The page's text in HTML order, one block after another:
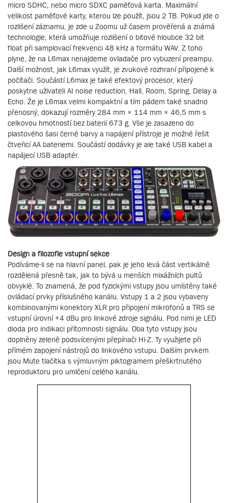
micro SDHC, nebo micro SDXC paměťová karta. Maximální
velikost paměťové karty, kterou lze použít, jsou 2 TB. Pokud jde o
rozlišení záznamu, je zde u Zoomu už časem prověřená a známá
technologie, která umožňuje rozlišení o bitové hloubce 32 bit
float při samplovací frekvenci 48 kHz a formátu WAV. Z toho
plyne, že na L6max nenajdeme ovladače pro vybuzení preampu.
Další možnost, jak L6max využít, je zvukové rozhraní připojené k
počítači. Součástí L6max je také efektový procesor, který
poskytne uživateli AI noise reduction, Hall, Room, Spring, Delay a
Echo. Že je L6max velmi kompaktní a tím pádem také snadno
přenosný, dokazují rozměry 284 mm × 114 mm × 46,5 mm s
celkovou hmotností bez baterií 673 g. Vše je zasazeno do
plastového šasi černé barvy a napájení přístroje je možné řešit
čtveřicí AA bateriemi. Součástí dodávky je ale také USB kabel a
napájecí USB adaptér.
Design a filozofie vstupní sekce
Podíváme-li se na hlavní panel, pak je jeho levá část vertikálně
rozdělená přesně tak, jak to bývá u menších mixážních pultů
obvyklé. To znamená, že pod fyzickými vstupy jsou umístěny také
ovládací prvky příslušného kanálu. Vstupy 1 a 2 jsou vybaveny
kombinovanými konektory XLR pro připojení mikrofonů a TRS se
vstupní úrovní +4 dBu pro linkové zdroje signálu. Pod nimi je LED
dioda pro indikaci přítomnosti signálu. Oba tyto vstupy jsou
doplněny zeleně podsvícenými přepínači Hi-Z. Ty využijete při
přímém zapojení nástrojů do linkového vstupu. Dalším prvkem
jsou Mute tlačítka s výmluvným piktogramem přeškrtnutého
reproduktoru pro umlčení celého kanálu.